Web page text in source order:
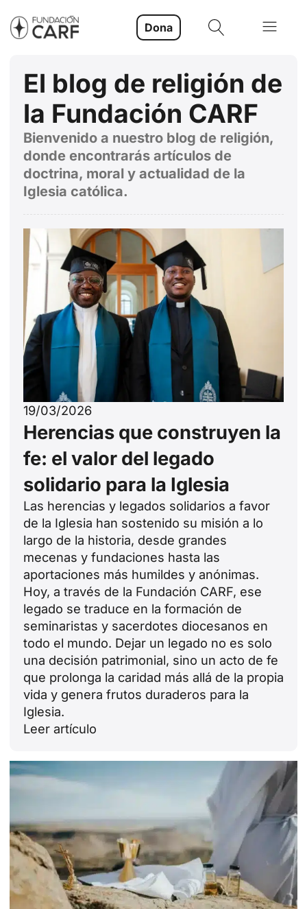
Dona
El blog de religión de
la Fundación CARF
Bienvenido a nuestro blog de religión,
donde encontrarás artículos de
doctrina, moral y actualidad de la
Iglesia católica.
19/03/2026
Herencias que construyen la
fe: el valor del legado
solidario para la Iglesia
Las herencias y legados solidarios a favor
de la Iglesia han sostenido su misión a lo
largo de la historia, desde grandes
mecenas y fundaciones hasta las
aportaciones más humildes y anónimas.
Hoy, a través de la Fundación CARF, ese
legado se traduce en la formación de
seminaristas y sacerdotes diocesanos en
todo el mundo. Dejar un legado no es solo
una decisión patrimonial, sino un acto de fe
que prolonga la caridad más allá de la propia
vida y genera frutos duraderos para la
Iglesia.
Leer artículo